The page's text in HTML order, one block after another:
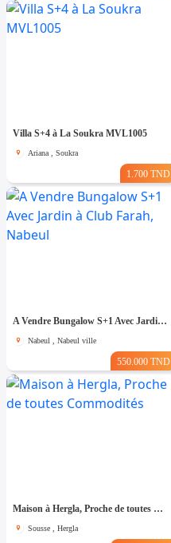
Villa S+4 à La Soukra MVL1005
Ariana , Soukra
1.700 TND
A Vendre Bungalow S+1 Avec Jardin à Club Farah, Nabeul
Nabeul , Nabeul ville
550.000 TND
Maison à Hergla, Proche de toutes Commodités
Sousse , Hergla